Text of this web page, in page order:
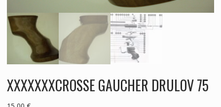
XXXXXXXCROSSE GAUCHER DRULOV 75